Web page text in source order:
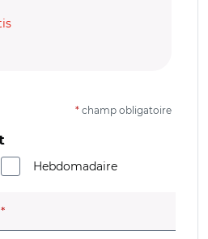
* champ obligatoire
Hebdomadaire
(champ obligatoire)